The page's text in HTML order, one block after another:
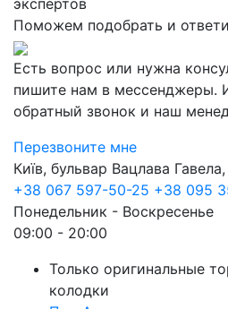
экспертов
Поможем подобрать и
Есть вопрос или нужна
пишите нам в мессенджеры.
обратный звонок и наш
Перезвоните мне
Київ, бульвар Вацлава
+38 067 597-50-25 +38 095
Понедельник - Воскресенье
09:00 - 20:00
Только оригинальные
колодки